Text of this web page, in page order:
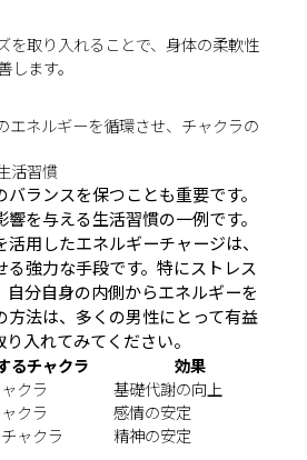
を取り入れることで、身体の柔軟性
ます。
エネルギーを循環させ、チャクラの
活習慣
ランスを保つことも重要です。
を与える生活習慣の一例です。
用したエネルギーチャージは、
強力な手段です。特にストレス
自分自身の内側からエネルギーを
法は、多くの男性にとって有益
入れてみてください。
るチャクラ
効果
クラ
基礎代謝の向上
クラ
感情の安定
ャクラ
精神の安定